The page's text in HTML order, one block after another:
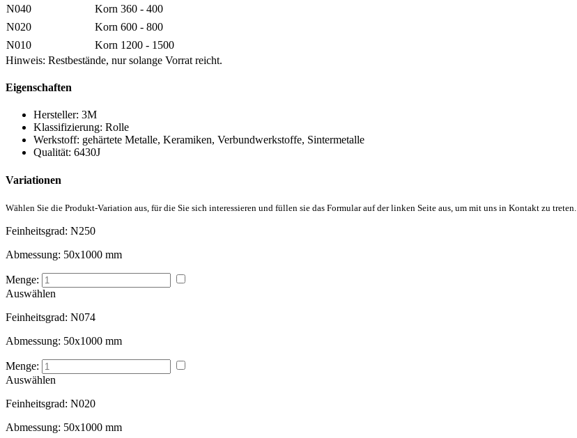
N040
Korn 360 - 400
N020
Korn 600 - 800
N010
Korn 1200 - 1500
Hinweis: Restbestände, nur solange Vorrat reicht.
Eigenschaften
Hersteller: 3M
Klassifizierung: Rolle
Werkstoff: gehärtete Metalle, Keramiken, Verbundwerkstoffe, Sintermetalle
Qualität: 6430J
Variationen
Wählen Sie die Produkt-Variation aus, für die Sie sich interessieren und füllen sie das Formular auf der linken Seite aus, um mit uns in Kontakt zu treten.
Feinheitsgrad: N250
Abmessung: 50x1000 mm
Menge:
Auswählen
Feinheitsgrad: N074
Abmessung: 50x1000 mm
Menge:
Auswählen
Feinheitsgrad: N020
Abmessung: 50x1000 mm